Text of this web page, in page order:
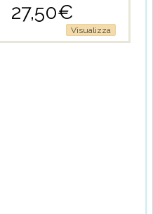
27,50€
Visualizza